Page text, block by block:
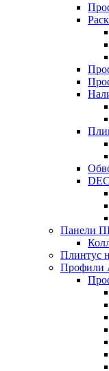
Панели
Плинтус
Профили